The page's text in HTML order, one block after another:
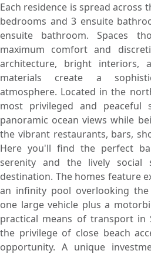
Each residence is spread across
bedrooms and 3 ensuite
ensuite bathroom. Spaces
maximum comfort and
architecture, bright interiors,
materials create a
atmosphere. Located in the
most privileged and peaceful
panoramic ocean views while
the vibrant restaurants, bars,
Here you'll find the perfect
serenity and the lively social
destination. The homes feature
an infinity pool overlooking
one large vehicle plus a
practical means of transport in
the privilege of close beach
opportunity. A unique